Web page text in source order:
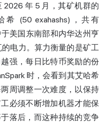
2026 年 5 月，其矿机群的
(50 exahashs)，共有
美国东南部和内华达州亨
电力。算力衡量的是矿工
强，每日比特币奖励的份
时，会看到其艾哈希
周调整一次难度，以保持
必须不断增加机器才能保
落后，而这种持续的竞争